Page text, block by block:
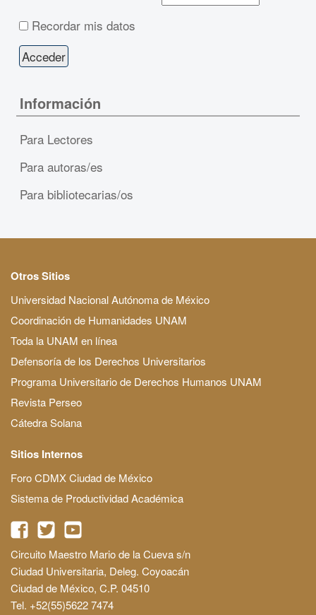
Recordar mis datos
Información
Para Lectores
Para autoras/es
Para bibliotecarias/os
Otros Sitios
Universidad Nacional Autónoma de México
Coordinación de Humanidades UNAM
Toda la UNAM en línea
Defensoría de los Derechos Universitarios
Programa Universitario de Derechos Humanos UNAM
Revista Perseo
Cátedra Solana
Sitios Internos
Foro CDMX Ciudad de México
Sistema de Productividad Académica
Circuito Maestro Mario de la Cueva s/n
Ciudad Universitaria, Deleg. Coyoacán
Ciudad de México, C.P. 04510
Tel. +52(55)5622 7474